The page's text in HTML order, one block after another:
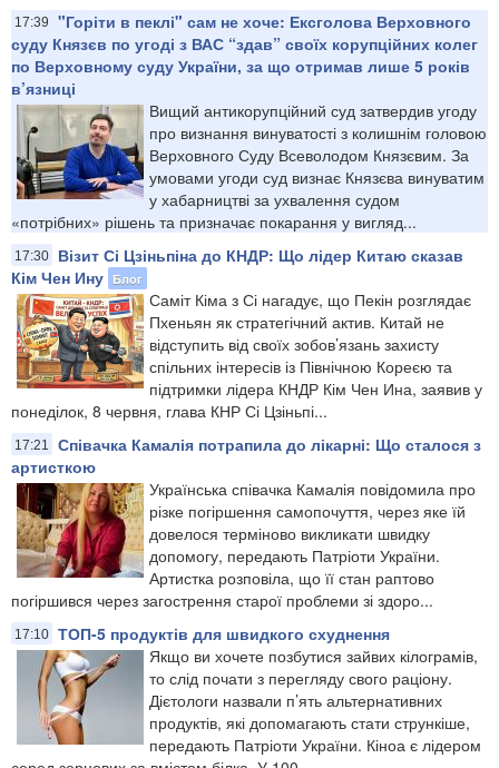
17:39
"Горіти в пеклі" сам не хоче: Ексголова Верховного
суду Князєв по угоді з ВАС “здав” своїх корупційних колег
по Верховному суду України, за що отримав лише 5 років
в’язниці
Вищий антикорупційний суд затвердив угоду
про визнання винуватості з колишнім головою
Верховного Суду Всеволодом Князєвим. За
умовами угоди суд визнає Князєва винуватим
у хабарництві за ухвалення судом
«потрібних» рішень та призначає покарання у вигляд...
17:30
Візит Сі Цзіньпіна до КНДР: Що лідер Китаю сказав
Кім Чен Ину Блог
Саміт Кіма з Сі нагадує, що Пекін розглядає
Пхеньян як стратегічний актив. Китай не
відступить від своїх зобов’язань захисту
спільних інтересів із Північною Кореєю та
підтримки лідера КНДР Кім Чен Ина, заявив у
понеділок, 8 червня, глава КНР Сі Цзіньпі...
17:21
Співачка Камалія потрапила до лікарні: Що сталося з
артисткою
Українська співачка Камалія повідомила про
різке погіршення самопочуття, через яке їй
довелося терміново викликати швидку
допомогу, передають Патріоти України.
Артистка розповіла, що її стан раптово
погіршився через загострення старої проблеми зі здоро...
17:10 ТОП-5 продуктів для швидкого схуднення
Якщо ви хочете позбутися зайвих кілограмів,
то слід почати з перегляду свого раціону.
Дієтологи назвали п’ять альтернативних
продуктів, які допомагають стати стрункіше,
передають Патріоти України. Кіноа є лідером